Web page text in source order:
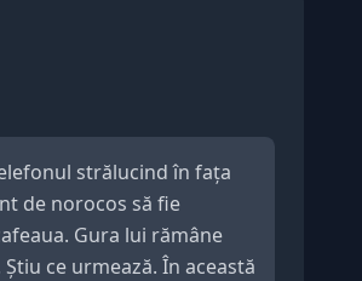
strălucind în fața
de norocos să fie
Gura lui rămâne
ce urmează. În această